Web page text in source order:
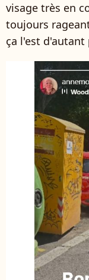
visage très en
toujours
ça l'est d'autant